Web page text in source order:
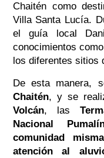
Chaitén como
Villa Santa Lucía.
elguía local
conocimientos
los diferentes sitios
De esta manera,
Chaitén, y se
Volcán, las
Nacional
comunidad
atención al